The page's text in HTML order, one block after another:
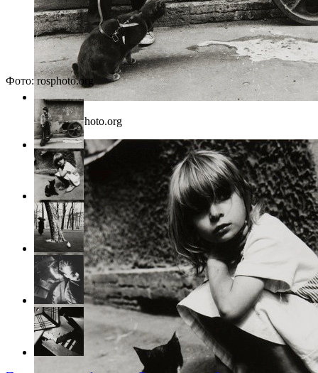
Фото: rosphoto.org
Фото: rosphoto.org